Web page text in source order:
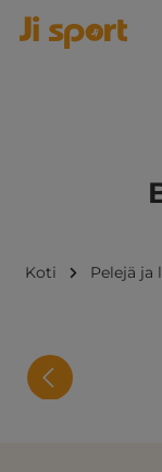
Koti Pelejä ja